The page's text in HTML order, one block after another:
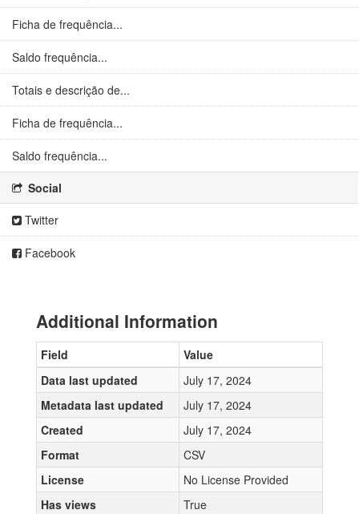
Ficha de frequência...
Saldo frequência...
Totais e descrição de...
Ficha de frequência...
Saldo frequência...
Social
Twitter
Facebook
Additional Information
Field
Value
Data last updated
July 17, 2024
Metadata last updated
July 17, 2024
Created
July 17, 2024
Format
CSV
License
No License Provided
Has views
True